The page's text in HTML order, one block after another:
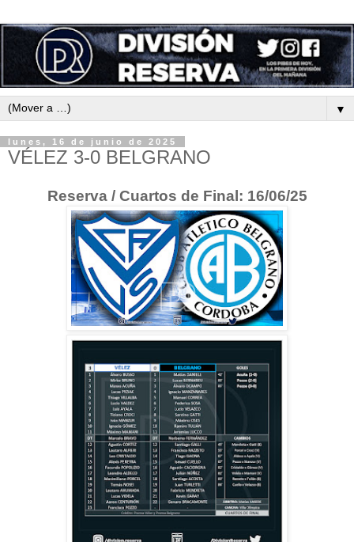
▼
lunes, 16 de junio de 2025
VÉLEZ 3-0 BELGRANO
Reserva / Cuartos de Final: 16/06/25